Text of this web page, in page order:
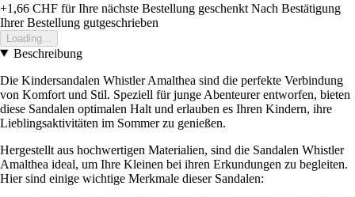
+1,66 CHF für Ihre nächste Bestellung geschenkt Nach Bestätigung
Ihrer Bestellung gutgeschrieben
Loading...
Beschreibung
Die Kindersandalen Whistler Amalthea sind die perfekte Verbindung
von Komfort und Stil. Speziell für junge Abenteurer entworfen, bieten
diese Sandalen optimalen Halt und erlauben es Ihren Kindern, ihre
Lieblingsaktivitäten im Sommer zu genießen.
Hergestellt aus hochwertigen Materialien, sind die Sandalen Whistler
Amalthea ideal, um Ihre Kleinen bei ihren Erkundungen zu begleiten.
Hier sind einige wichtige Merkmale dieser Sandalen: